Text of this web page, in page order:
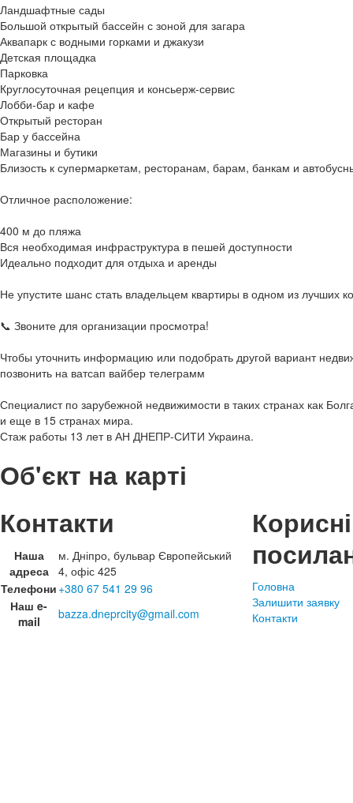
Ландшафтные сады
Большой открытый бассейн с зоной для загара
Аквапарк с водными горками и джакузи
Детская площадка
Парковка
Круглосуточная рецепция и консьерж-сервис
Лобби-бар и кафе
Открытый ресторан
Бар у бассейна
Магазины и бутики
Близость к супермаркетам, ресторанам, барам, банкам и
Отличное расположение:
400 м до пляжа
Вся необходимая инфраструктура в пешей доступности
Идеально подходит для отдыха и аренды
Не упустите шанс стать владельцем квартиры в одном из лучших
📞 Звоните для организации просмотра!
Чтобы уточнить информацию или подобрать другой вариант
позвонить на ватсап вайбер телеграмм
Специалист по зарубежной недвижимости в таких странах как
и еще в 15 странах мира.
Стаж работы 13 лет в АН ДНЕПР-СИТИ Украина.
Об'єкт на карті
Контакти
Наша
адреса
м. Дніпро, бульвар Європейський
4, офіс 425
Телефони +380 67 541 29 96
Наш e-
mail
bazza.dneprcity@gmail.com
Корисні
Головна
Залишити заявку
Контакти